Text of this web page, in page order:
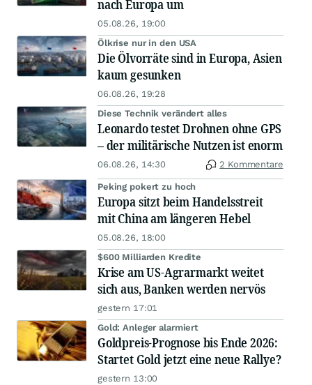
nach Europa um
05.08.26, 19:00
Ölkrise nur in den USA
Die Ölvorräte sind in Europa, Asien
kaum gesunken
06.08.26, 19:28
Diese Technik verändert alles
Leonardo testet Drohnen ohne GPS
– der militärische Nutzen ist enorm
06.08.26, 14:30 2 Kommentare
Peking pokert zu hoch
Europa sitzt beim Handelsstreit
mit China am längeren Hebel
05.08.26, 18:00
$600 Milliarden Kredite
Krise am US-Agrarmarkt weitet
sich aus, Banken werden nervös
gestern 17:01
Gold: Anleger alarmiert
Goldpreis-Prognose bis Ende 2026:
Startet Gold jetzt eine neue Rallye?
gestern 13:00